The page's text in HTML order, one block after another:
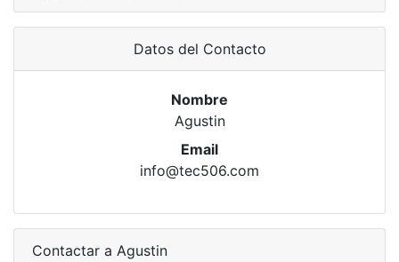
Datos del Contacto
Nombre
Agustin
Email
info@tec506.com
Contactar a Agustin